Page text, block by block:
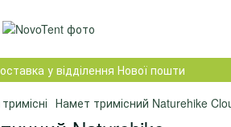
у відділення Нової пошти
Намет тримісний Naturehike